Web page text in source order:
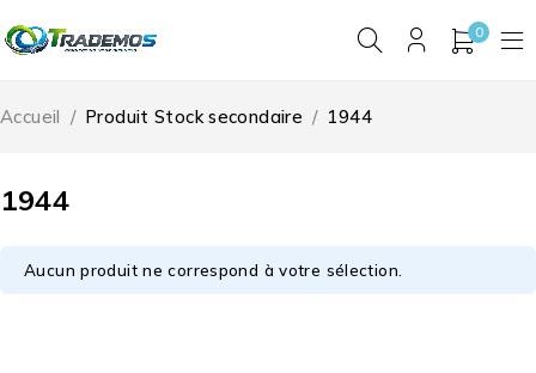
0
1944
Accueil / Produit Stock secondaire / 1944
Aucun produit ne correspond à votre sélection.